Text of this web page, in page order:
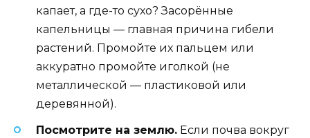
капает, а где-то сухо? Засорённые
капельницы — главная причина гибели
растений. Промойте их пальцем или
аккуратно промойте иголкой (не
металлической — пластиковой или
деревянной).
Посмотрите на землю. Если почва вокруг